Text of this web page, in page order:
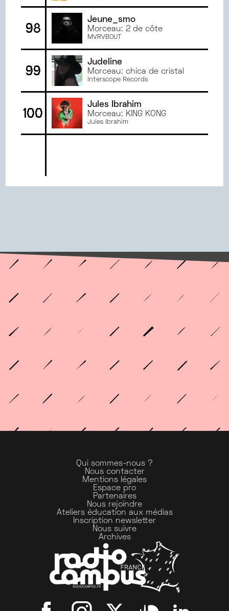
98
Jeune_smo
Morceau: 2 de côte
MVRVBOUT
99
Judeline
Morceau: chica de cristal
Interscope Records
100
Jules Ibrahim
Morceau: KING KONG
Jules Ibrahim
Qui sommes-nous ?
Nous contacter
Mentions légales
Espace pro
Partenaires
Nous rejoindre
Ateliers éducation aux médias
Inscription newsletter
Nous suivre
Archives